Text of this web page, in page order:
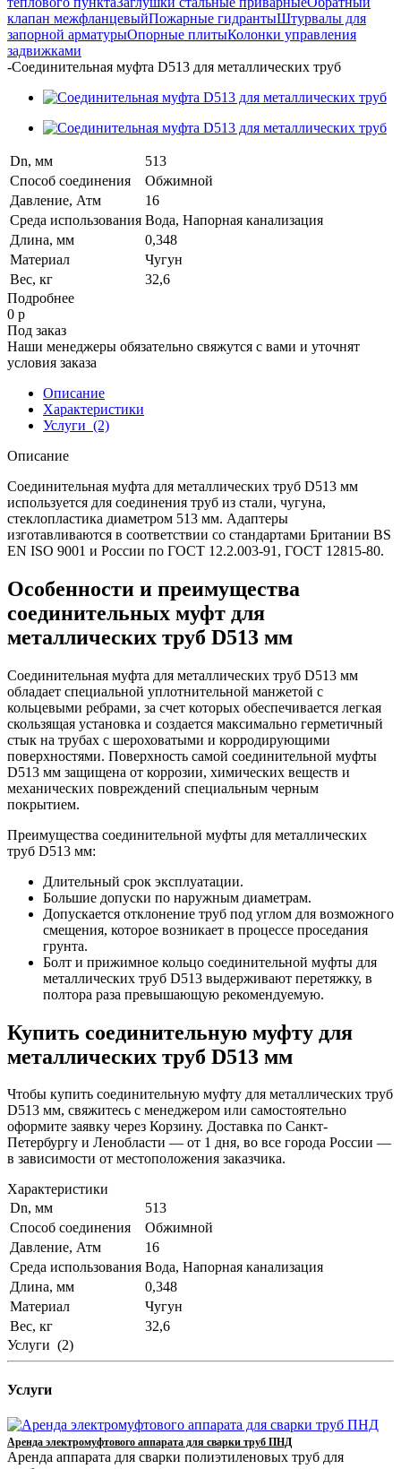
клапан межфланцевыйПожарные гидрантыШтурвалы для
запорной арматурыОпорные плитыКолонки управления
задвижками
-Соединительная муфта D513 для металлических труб
Dn, мм
513
Способ соединения
Обжимной
Давление, Атм
16
Среда использования Вода, Напорная канализация
Длина, мм
0,348
Материал
Чугун
Вес, кг
32,6
Подробнее
0 р
Под заказ
Наши менеджеры обязательно свяжутся с вами и уточнят
условия заказа
Описание
Характеристики
Услуги (2)
Описание
Соединительная муфта для металлических труб D513 мм
используется для соединения труб из стали, чугуна,
стеклопластика диаметром 513 мм. Адаптеры
изготавливаются в соответствии со стандартами Британии BS
EN ISO 9001 и России по ГОСТ 12.2.003-91, ГОСТ 12815-80.
Особенности и преимущества
соединительных муфт для
металлических труб D513 мм
Соединительная муфта для металлических труб D513 мм
обладает специальной уплотнительной манжетой с
кольцевыми ребрами, за счет которых обеспечивается легкая
скользящая установка и создается максимально герметичный
стык на трубах с шероховатыми и корродирующими
поверхностями. Поверхность самой соединительной муфты
D513 мм защищена от коррозии, химических веществ и
механических повреждений специальным черным
покрытием.
Преимущества соединительной муфты для металлических
труб D513 мм:
Длительный срок эксплуатации.
Большие допуски по наружным диаметрам.
Допускается отклонение труб под углом для возможного
смещения, которое возникает в процессе проседания
грунта.
Болт и прижимное кольцо соединительной муфты для
металлических труб D513 выдерживают перетяжку, в
полтора раза превышающую рекомендуемую.
Купить соединительную муфту для
металлических труб D513 мм
Чтобы купить соединительную муфту для металлических труб
D513 мм, свяжитесь с менеджером или самостоятельно
оформите заявку через Корзину. Доставка по Санкт-
Петербургу и Ленобласти — от 1 дня, во все города России —
в зависимости от местоположения заказчика.
Характеристики
Dn, мм
513
Способ соединения
Обжимной
Давление, Атм
16
Среда использования Вода, Напорная канализация
Длина, мм
0,348
Материал
Чугун
Вес, кг
32,6
Услуги (2)
Услуги
Аренда электромуфтового аппарата для сварки труб ПНД
Аренда аппарата для сварки полиэтиленовых труб для